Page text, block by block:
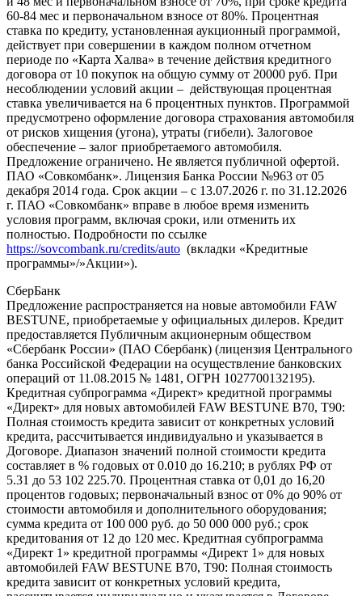
60-84 мес и первоначальном взносе от 80%. Процентная
ставка по кредиту, установленная аукционный программой,
действует при совершении в каждом полном отчетном
периоде по «Карта Халва» в течение действия кредитного
договора от 10 покупок на общую сумму от 20000 руб. При
несоблюдении условий акции – действующая процентная
ставка увеличивается на 6 процентных пунктов. Программой
предусмотрено оформление договора страхования автомобиля
от рисков хищения (угона), утраты (гибели). Залоговое
обеспечение – залог приобретаемого автомобиля.
Предложение ограничено. Не является публичной офертой.
ПАО «Совкомбанк». Лицензия Банка России №963 от 05
декабря 2014 года. Срок акции – с 13.07.2026 г. по 31.12.2026
г. ПАО «Совкомбанк» вправе в любое время изменить
условия программ, включая сроки, или отменить их
полностью. Подробности по ссылке
https://sovcombank.ru/credits/auto (вкладки «Кредитные
программы»/»Акции»).
СберБанк
Предложение распространяется на новые автомобили FAW
BESTUNE, приобретаемые у официальных дилеров. Кредит
предоставляется Публичным акционерным обществом
«Сбербанк России» (ПАО Сбербанк) (лицензия Центрального
банка Российской Федерации на осуществление банковских
операций от 11.08.2015 № 1481, ОГРН 1027700132195).
Кредитная субпрограмма «Директ» кредитной программы
«Директ» для новых автомобилей FAW BESTUNE B70, T90:
Полная стоимость кредита зависит от конкретных условий
кредита, рассчитывается индивидуально и указывается в
Договоре. Диапазон значений полной стоимости кредита
составляет в % годовых от 0.010 до 16.210; в рублях РФ от
5.31 до 53 102 225.70. Процентная ставка от 0,01 до 16,20
процентов годовых; первоначальный взнос от 0% до 90% от
стоимости автомобиля и дополнительного оборудования;
сумма кредита от 100 000 руб. до 50 000 000 руб.; срок
кредитования от 12 до 120 мес. Кредитная субпрограмма
«Директ 1» кредитной программы «Директ 1» для новых
автомобилей FAW BESTUNE B70, T90: Полная стоимость
кредита зависит от конкретных условий кредита,